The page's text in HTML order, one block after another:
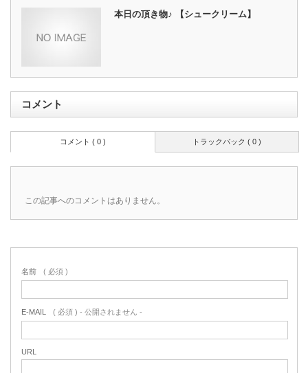
本日の頂き物♪ 【シュークリーム】
コメント
トラックバック ( 0 )
コメント ( 0 )
この記事へのコメントはありません。
名前 ( 必須 )
E-MAIL ( 必須 ) - 公開されません -
URL